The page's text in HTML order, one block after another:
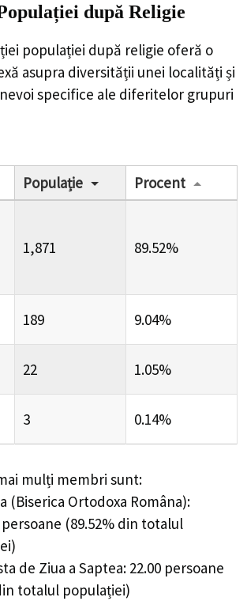
după Religie
populației după religie oferă o
asupra diversității unei localități și
specifice ale diferitelor grupuri
Populație
Procent
1,871 89.52%
189 9.04%
22 1.05%
3 0.14%
mulți membri sunt:
(Biserica Ortodoxa Româna):
persoane (89.52% din totalul
de Ziua a Saptea: 22.00 persoane
totalul populației)